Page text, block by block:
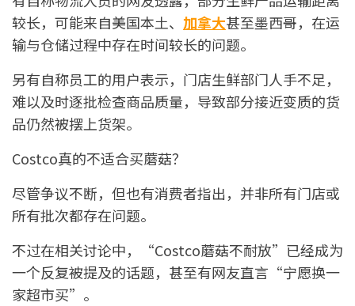
较长，可能来自美国本土、 加拿大甚至墨西哥，在运
输与仓储过程中存在时间较长的问题。
另有自称员工的用户表示，门店生鲜部门人手不足，
难以及时逐批检查商品质量，导致部分接近变质的货
品仍然被摆上货架。
Costco真的不适合买蘑菇？
尽管争议不断，但也有消费者指出，并非所有门店或
所有批次都存在问题。
不过在相关讨论中，“Costco蘑菇不耐放”已经成为
一个反复被提及的话题，甚至有网友直言“宁愿换一
家超市买”。